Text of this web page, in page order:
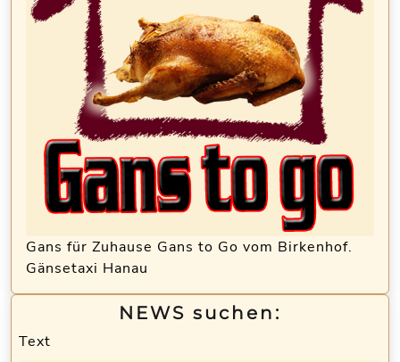
Gans für Zuhause Gans to Go vom Birkenhof.
Gänsetaxi Hanau
NEWS suchen:
Text